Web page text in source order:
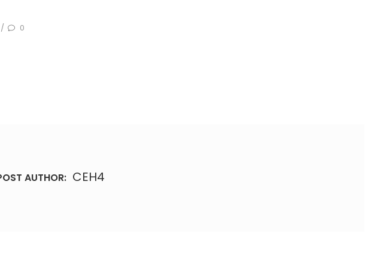
/ 0
AUTHOR: CEH4